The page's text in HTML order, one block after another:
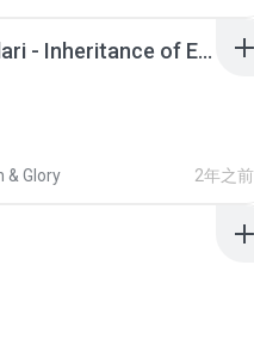
Wrath & Glory - Aeldari - Inheritance of Embers.pdf
& Glory 2年之前